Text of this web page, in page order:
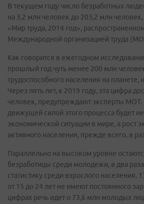
В текущем году число безработных
на 3,2 млн человек до 203,2 млн
«Мир труда, 2014 год»,
Международной организацией труда
Как говорится в ежегодном
прошлый год чуть менее 200 млн
трудоспособного населения на планете,
Через пять лет, к 2019 году, эта цифра
человек, предупреждают эксперты
движущей силой этого процесса будет
экономической ситуации в мире, а рост
активного населения, прежде всего, в
Параллельно на высоком уровне
безработицы среди молодежи, в два
статистику среди взрослого населения.
от 15 до 24 лет не имеют постоянного
цифрах речь идет о 73,6 млн молодых